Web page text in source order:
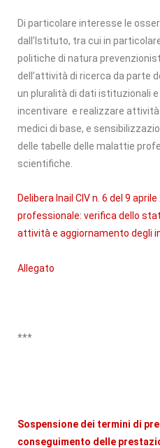
Di particolare interesse le
dall’Istituto, tra cui in
politiche di natura
dell’attività di ricerca da parte
un pluralità di dati istituzionali
incentivare e realizzare
medici di base, e
delle tabelle delle malattie
scientifiche.
Delibera Inail CIV n. 6 del 9
professionale: verifica dello
attività e aggiornamento degli
Allegato
***
Sospensione dei termini di
conseguimento delle